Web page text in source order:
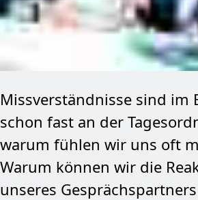
Missverständnisse sind im
schon fast an der
warum fühlen wir uns oft
Warum können wir die
unseres